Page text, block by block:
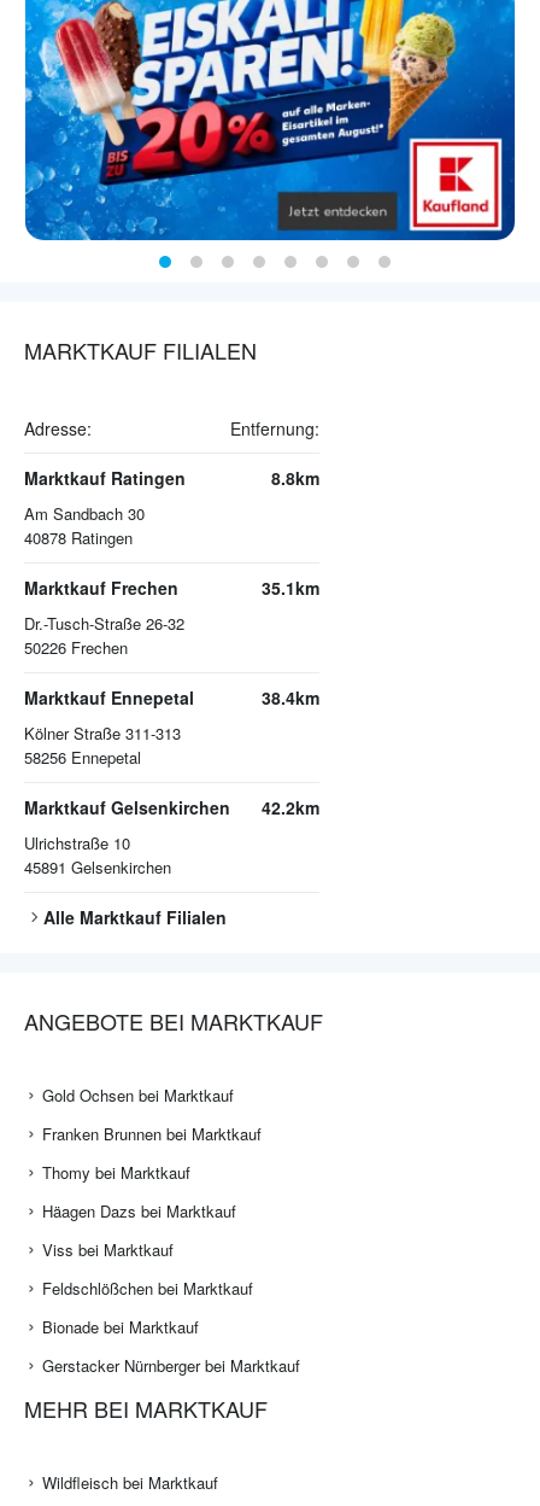
MARKTKAUF FILIALEN
Adresse: Entfernung:
Marktkauf Ratingen
Am Sandbach 30
40878 Ratingen
8.8km
Marktkauf Frechen
Dr.-Tusch-Straße 26-32
50226 Frechen
35.1km
Marktkauf Ennepetal
Kölner Straße 311-313
58256 Ennepetal
38.4km
Marktkauf Gelsenkirchen
Ulrichstraße 10
45891 Gelsenkirchen
42.2km
Alle Marktkauf Filialen
ANGEBOTE BEI MARKTKAUF
Gold Ochsen bei Marktkauf
Franken Brunnen bei Marktkauf
Thomy bei Marktkauf
Häagen Dazs bei Marktkauf
Viss bei Marktkauf
Feldschlößchen bei Marktkauf
Bionade bei Marktkauf
Gerstacker Nürnberger bei Marktkauf
MEHR BEI MARKTKAUF
Wildfleisch bei Marktkauf